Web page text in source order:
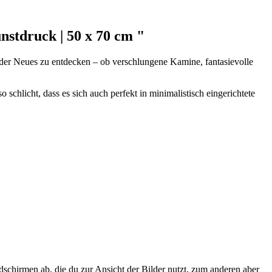
| 50 x 70 cm "
Neues zu entdecken – ob verschlungene Kamine, fantasievolle
schlicht, dass es sich auch perfekt in minimalistisch eingerichtete
ab, die du zur Ansicht der Bilder nutzt, zum anderen aber